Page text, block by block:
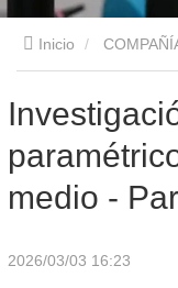
Inicio
de infrarrojo medio -
medio -
2026/03/03 16:23